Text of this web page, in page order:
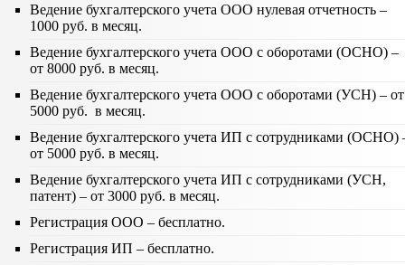
Ведение бухгалтерского учета ООО нулевая отчетность –
1000 руб. в месяц.
Ведение бухгалтерского учета ООО с оборотами (ОСНО) –
от 8000 руб. в месяц.
Ведение бухгалтерского учета ООО с оборотами (УСН) – от
5000 руб. в месяц.
Ведение бухгалтерского учета ИП с сотрудниками (ОСНО)
от 5000 руб. в месяц.
Ведение бухгалтерского учета ИП с сотрудниками (УСН,
патент) – от 3000 руб. в месяц.
Регистрация ООО – бесплатно.
Регистрация ИП – бесплатно.